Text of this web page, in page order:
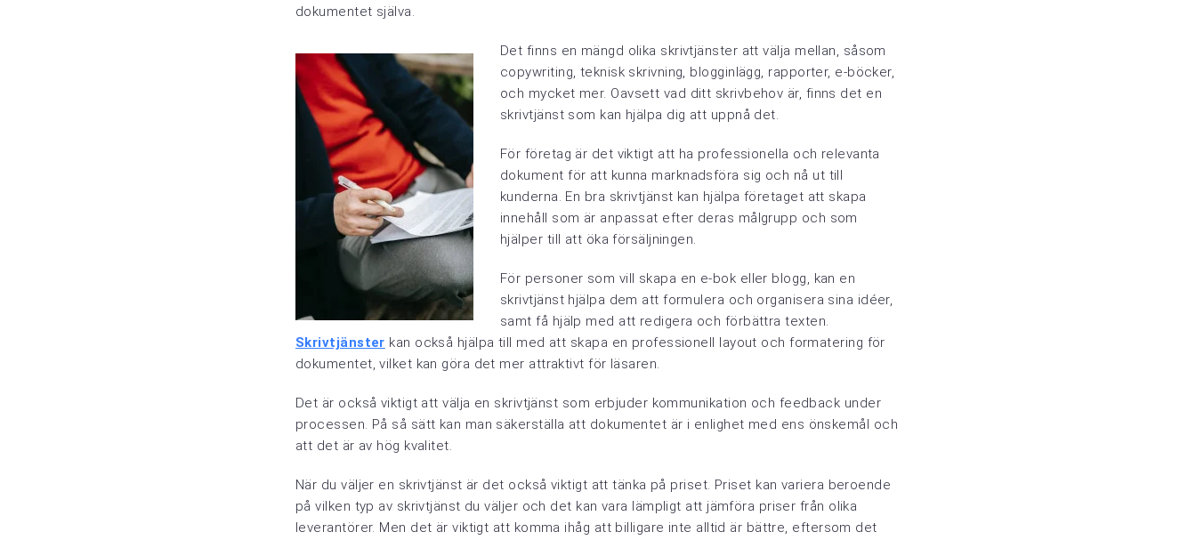
dokumentet själva.
Det finns en mängd olika skrivtjänster att välja mellan, såsom
copywriting, teknisk skrivning, blogginlägg, rapporter, e-böcker,
och mycket mer. Oavsett vad ditt skrivbehov är, finns det en
skrivtjänst som kan hjälpa dig att uppnå det.
För företag är det viktigt att ha professionella och relevanta
dokument för att kunna marknadsföra sig och nå ut till
kunderna. En bra skrivtjänst kan hjälpa företaget att skapa
innehåll som är anpassat efter deras målgrupp och som
hjälper till att öka försäljningen.
För personer som vill skapa en e-bok eller blogg, kan en
skrivtjänst hjälpa dem att formulera och organisera sina idéer,
samt få hjälp med att redigera och förbättra texten.
Skrivtjänster kan också hjälpa till med att skapa en professionell layout och formatering för
dokumentet, vilket kan göra det mer attraktivt för läsaren.
Det är också viktigt att välja en skrivtjänst som erbjuder kommunikation och feedback under
processen. På så sätt kan man säkerställa att dokumentet är i enlighet med ens önskemål och
att det är av hög kvalitet.
När du väljer en skrivtjänst är det också viktigt att tänka på priset. Priset kan variera beroende
på vilken typ av skrivtjänst du väljer och det kan vara lämpligt att jämföra priser från olika
leverantörer. Men det är viktigt att komma ihåg att billigare inte alltid är bättre, eftersom det